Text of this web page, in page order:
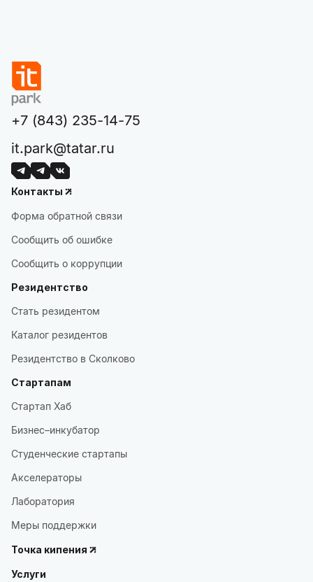
+7 (843) 235-14-75
it.park@tatar.ru
Контакты
Форма обратной связи
Сообщить об ошибке
Сообщить о коррупции
Резидентство
Стать резидентом
Каталог резидентов
Резидентство в Сколково
Стартапам
Стартап Хаб
Бизнес–инкубатор
Студенческие стартапы
Акселераторы
Лаборатория
Меры поддержки
Точка кипения
Услуги